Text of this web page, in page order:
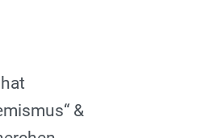
&